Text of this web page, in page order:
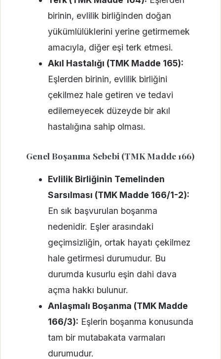
birinin, evlilik birliğinden doğan
yükümlülüklerini yerine getirmemek
amacıyla, diğer eşi terk etmesi.
Akıl Hastalığı (TMK Madde 165):
Eşlerden birinin, evlilik birliğini
çekilmez hale getiren ve tedavi
edilemeyecek düzeyde bir akıl
hastalığına sahip olması.
Genel Boşanma Sebebi (TMK Madde 166)
Evlilik Birliğinin Temelinden
Sarsılması (TMK Madde 166/1-2):
En sık başvurulan boşanma
nedenidir. Eşler arasındaki
geçimsizliğin, ortak hayatı çekilmez
hale getirmesi durumudur. Bu
durumda kusurlu eşin dahi dava
açma hakkı bulunur.
Anlaşmalı Boşanma (TMK Madde
166/3): Eşlerin boşanma konusunda
tam bir mutabakata varmaları
durumudur.